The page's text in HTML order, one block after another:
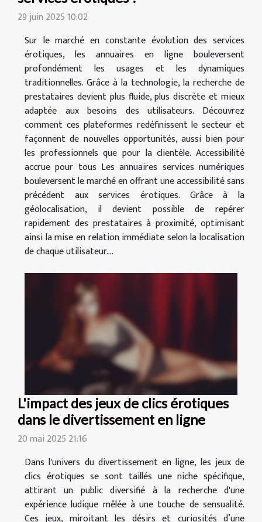
29 juin 2025 10:02
Sur le marché en constante évolution des services
érotiques, les annuaires en ligne bouleversent
profondément les usages et les dynamiques
traditionnelles. Grâce à la technologie, la recherche de
prestataires devient plus fluide, plus discrète et mieux
adaptée aux besoins des utilisateurs. Découvrez
comment ces plateformes redéfinissent le secteur et
façonnent de nouvelles opportunités, aussi bien pour
les professionnels que pour la clientèle. Accessibilité
accrue pour tous Les annuaires services numériques
bouleversent le marché en offrant une accessibilité sans
précédent aux services érotiques. Grâce à la
géolocalisation, il devient possible de repérer
rapidement des prestataires à proximité, optimisant
ainsi la mise en relation immédiate selon la localisation
de chaque utilisateur....
L'impact des jeux de clics érotiques
dans le divertissement en ligne
20 mai 2025 21:16
Dans l'univers du divertissement en ligne, les jeux de
clics érotiques se sont taillés une niche spécifique,
attirant un public diversifié à la recherche d'une
expérience ludique mêlée à une touche de sensualité.
Ces jeux, miroitant les désirs et curiosités d’une